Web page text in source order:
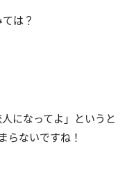
は？
になってよ」というと
らないですね！